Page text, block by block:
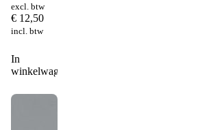
excl. btw
€ 12,50
incl. btw
In
winkelwagen